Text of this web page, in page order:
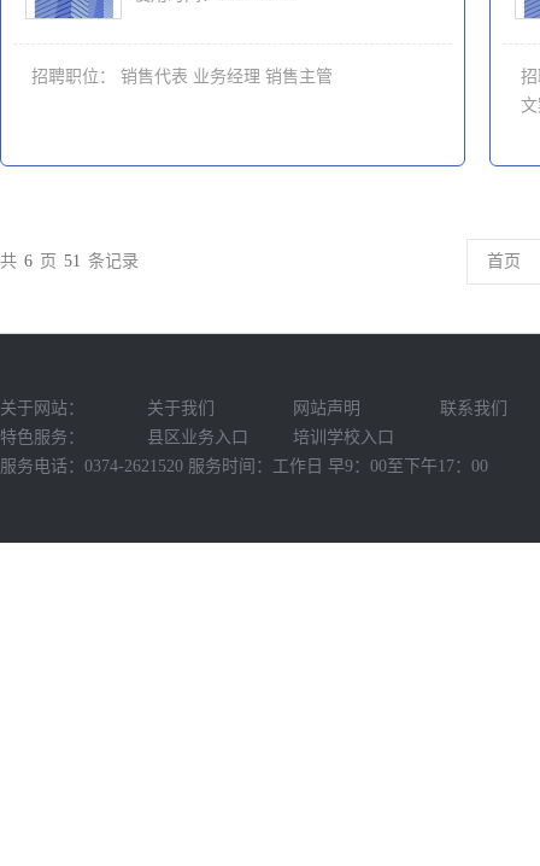
招聘职位： 销售代表 业务经理 销售主管
共 6 页 51 条记录 首页
关于网站： 关于我们 网站声明
联系我们
特色服务：
县区业务入口
培训学校入口
服务电话：0374-2621520 服务时间：工作日 早9：00至下午17：00